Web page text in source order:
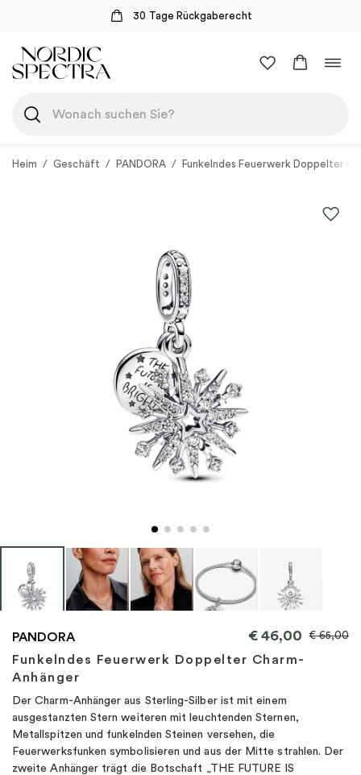
30 Tage Rückgaberecht
Inhalt
springen
Heim / Geschäft / PANDORA / Funkelndes Feuerwerk Doppelter
PANDORA
Funkelndes Feuerwerk Doppelter Charm-
Anhänger
€46,00 €65,00
Der Charm-Anhänger aus Sterling-Silber ist mit einem
ausgestanzten Stern weiteren mit leuchtenden Sternen,
Metallspitzen und funkelnden Steinen versehen, die
Feuerwerksfunken symbolisieren und aus der Mitte strahlen. Der
zweite Anhänger trägt die Botschaft „THE FUTURE IS